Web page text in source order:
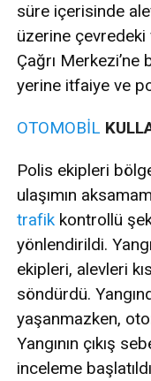
süre içerisinde
üzerine
Çağrı Merkezi’ne
yerine itfaiye ve
OTOMOBİL
Polis ekipleri
ulaşımın
trafik kontrollü
yönlendirildi.
ekipleri, alevleri
söndürdü.
yaşanmazken,
Yangının çıkış
inceleme